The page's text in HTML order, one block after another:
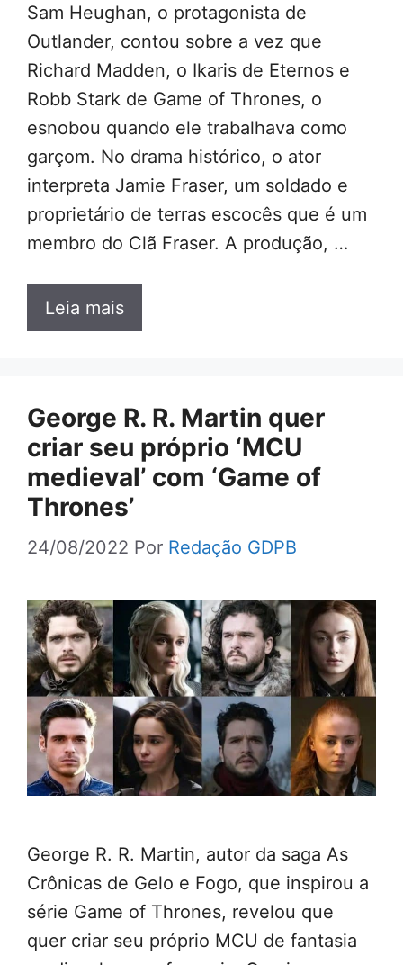
Sam Heughan, o protagonista de
Outlander, contou sobre a vez que
Richard Madden, o Ikaris de Eternos e
Robb Stark de Game of Thrones, o
esnobou quando ele trabalhava como
garçom. No drama histórico, o ator
interpreta Jamie Fraser, um soldado e
proprietário de terras escocês que é um
membro do Clã Fraser. A produção, …
Leia mais
George R. R. Martin quer
criar seu próprio ‘MCU
medieval’ com ‘Game of
Thrones’
24/08/2022 Por Redação GDPB
George R. R. Martin, autor da saga As
Crônicas de Gelo e Fogo, que inspirou a
série Game of Thrones, revelou que
quer criar seu próprio MCU de fantasia